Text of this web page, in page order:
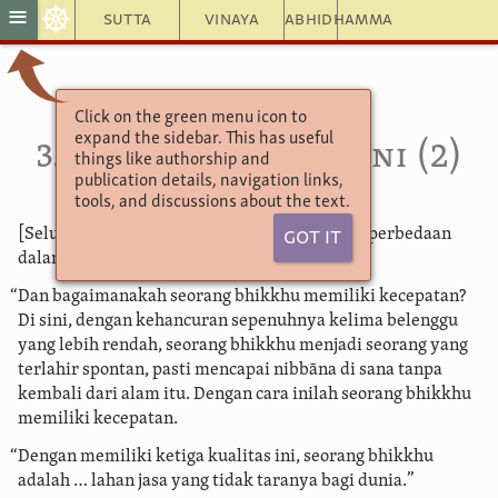
Sutta Vinaya Abhidhamma
≡ ☸
Click on the green menu icon to
expand the sidebar. This has useful
things like authorship and
publication details, navigation links,
tools, and discussions about the text.
Got It
Aṅguttara Nikāya
3.97. Berdarah Murni (2)
[Seluruhnya seperti pada 3:96, dengan hanya perbedaan
dalam faktor (3) berikut ini:]
“Dan bagaimanakah seorang bhikkhu memiliki kecepatan?
Di sini, dengan kehancuran sepenuhnya kelima belenggu
yang lebih rendah, seorang bhikkhu menjadi seorang yang
terlahir spontan, pasti mencapai nibbāna di sana tanpa
kembali dari alam itu. Dengan cara inilah seorang bhikkhu
memiliki kecepatan.
“Dengan memiliki ketiga kualitas ini, seorang bhikkhu
adalah … lahan jasa yang tidak taranya bagi dunia.”